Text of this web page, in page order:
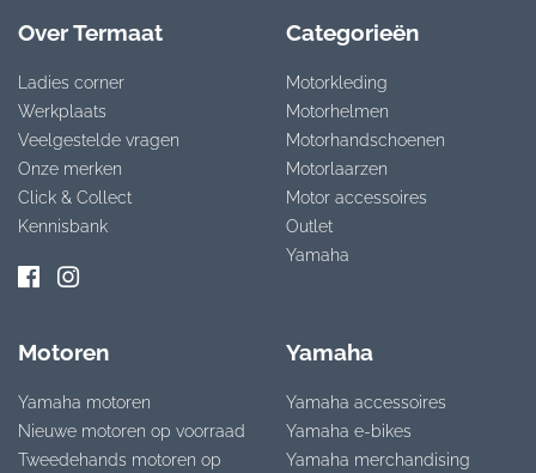
Over Termaat
Ladies corner
Werkplaats
Veelgestelde vragen
Onze merken
Click & Collect
Kennisbank
Categorieën
Motorkleding
Motorhelmen
Motorhandschoenen
Motorlaarzen
Motor accessoires
Outlet
Yamaha
Motoren
Yamaha motoren
Nieuwe motoren op voorraad
Tweedehands motoren op
Yamaha
Yamaha accessoires
Yamaha e-bikes
Yamaha merchandising